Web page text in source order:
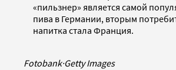
«пильзнер» является самой
пива в Германии, вторым
напитка стала Франция.
Fotobank·Getty Images